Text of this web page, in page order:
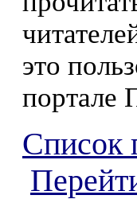
это
портале
Список